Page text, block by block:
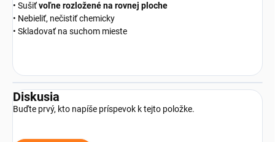
• Sušiťvoľne rozložené na rovnej ploche
• Nebieliť, nečistiť chemicky
• Skladovať na suchom mieste
Diskusia
Buďte prvý, kto napíše príspevok k tejto položke.